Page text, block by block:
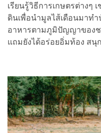
เรียนรู้วิธีการเกษตรต่างๆ
ดินเพื่อนำมูลไส้เดือนมาท
อาหารตามภูมิปัญญาของ
แถมยังได้อร่อยอิ่มท้อง สนุ